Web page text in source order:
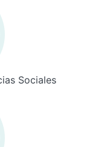
Sociales